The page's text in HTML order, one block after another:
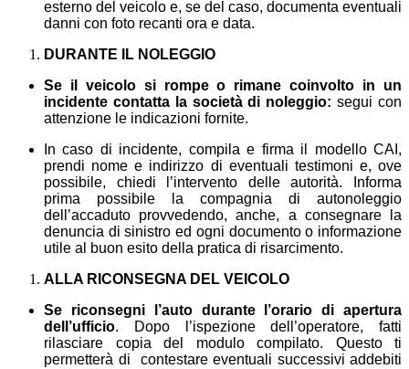
esterno del veicolo e, se del caso, documenta eventuali
danni con foto recanti ora e data.
DURANTE IL NOLEGGIO
Se il veicolo si rompe o rimane coinvolto in un
incidente contatta la società di noleggio: segui con
attenzione le indicazioni fornite.
In caso di incidente, compila e firma il modello CAI,
prendi nome e indirizzo di eventuali testimoni e, ove
possibile, chiedi l’intervento delle autorità. Informa
prima possibile la compagnia di autonoleggio
dell’accaduto provvedendo, anche, a consegnare la
denuncia di sinistro ed ogni documento o informazione
utile al buon esito della pratica di risarcimento.
ALLA RICONSEGNA DEL VEICOLO
Se riconsegni l’auto durante l’orario di apertura
dell’ufficio. Dopo l’ispezione dell’operatore, fatti
rilasciare copia del modulo compilato. Questo ti
permetterà di contestare eventuali successivi addebiti